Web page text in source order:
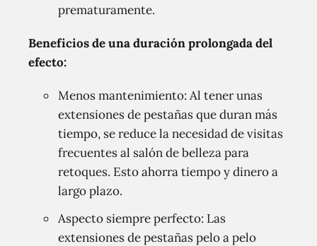
prematuramente.
Beneficios de una duración prolongada del
efecto:
Menos mantenimiento: Al tener unas
extensiones de pestañas que duran más
tiempo, se reduce la necesidad de visitas
frecuentes al salón de belleza para
retoques. Esto ahorra tiempo y dinero a
largo plazo.
Aspecto siempre perfecto: Las
extensiones de pestañas pelo a pelo